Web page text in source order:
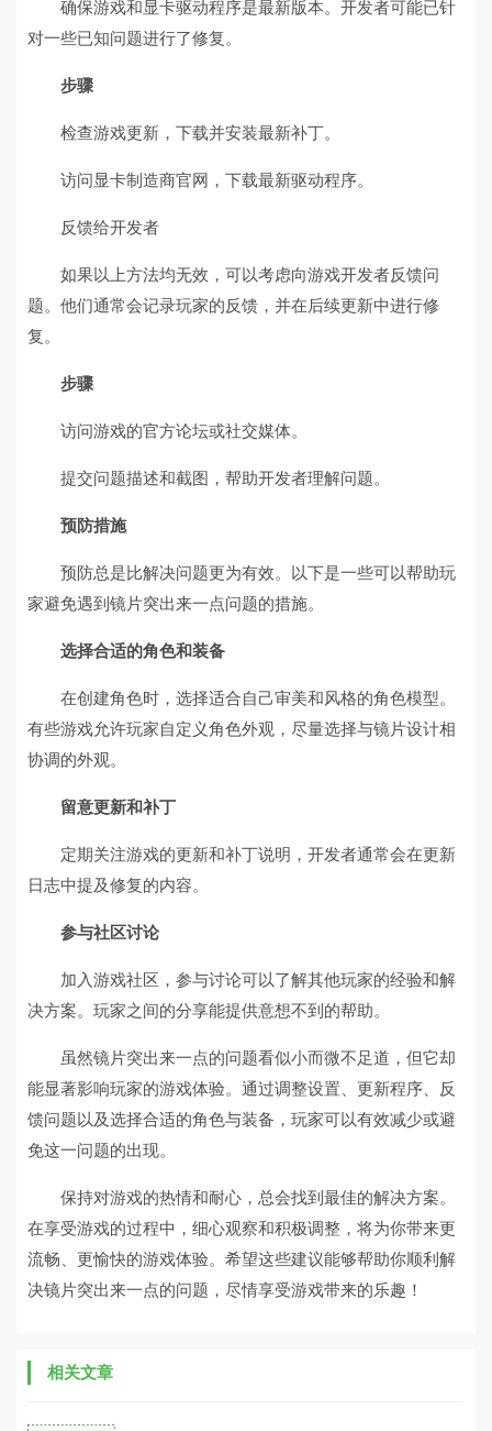
确保游戏和显卡驱动程序是最新版本。开发者可能已针
对一些已知问题进行了修复。
步骤
检查游戏更新，下载并安装最新补丁。
访问显卡制造商官网，下载最新驱动程序。
反馈给开发者
如果以上方法均无效，可以考虑向游戏开发者反馈问
题。他们通常会记录玩家的反馈，并在后续更新中进行修
复。
步骤
访问游戏的官方论坛或社交媒体。
提交问题描述和截图，帮助开发者理解问题。
预防措施
预防总是比解决问题更为有效。以下是一些可以帮助玩
家避免遇到镜片突出来一点问题的措施。
选择合适的角色和装备
在创建角色时，选择适合自己审美和风格的角色模型。
有些游戏允许玩家自定义角色外观，尽量选择与镜片设计相
协调的外观。
留意更新和补丁
定期关注游戏的更新和补丁说明，开发者通常会在更新
日志中提及修复的内容。
参与社区讨论
加入游戏社区，参与讨论可以了解其他玩家的经验和解
决方案。玩家之间的分享能提供意想不到的帮助。
虽然镜片突出来一点的问题看似小而微不足道，但它却
能显著影响玩家的游戏体验。通过调整设置、更新程序、反
馈问题以及选择合适的角色与装备，玩家可以有效减少或避
免这一问题的出现。
保持对游戏的热情和耐心，总会找到最佳的解决方案。
在享受游戏的过程中，细心观察和积极调整，将为你带来更
流畅、更愉快的游戏体验。希望这些建议能够帮助你顺利解
决镜片突出来一点的问题，尽情享受游戏带来的乐趣！
相关文章